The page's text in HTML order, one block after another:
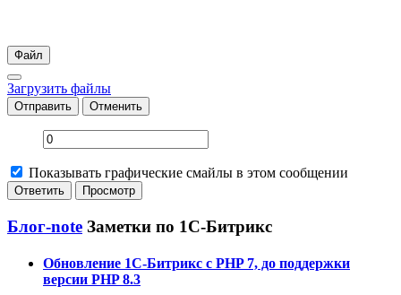
Файл
Загрузить файлы
Отправить Отменить
Показывать графические смайлы в этом сообщении
Блог-note Заметки по 1С-Битрикс
Обновление 1С-Битрикс с PHP 7, до поддержки
версии PHP 8.3